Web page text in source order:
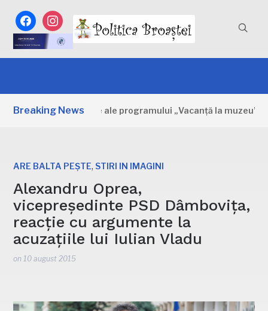
facebookinstagram
Breaking News
Primele zile ale programului „Vacanță la muzeu”
ARE BALTA PEȘTE, STIRI IN IMAGINI
Alexandru Oprea,
vicepreședinte PSD Dâmbovița,
reacție cu argumente la
acuzațiile lui Iulian Vladu
on 10 august 2015